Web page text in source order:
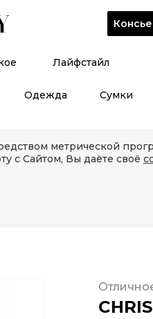
Лайфстайл
Одежда Сумки
метрической
с Сайтом, Вы даёте своё